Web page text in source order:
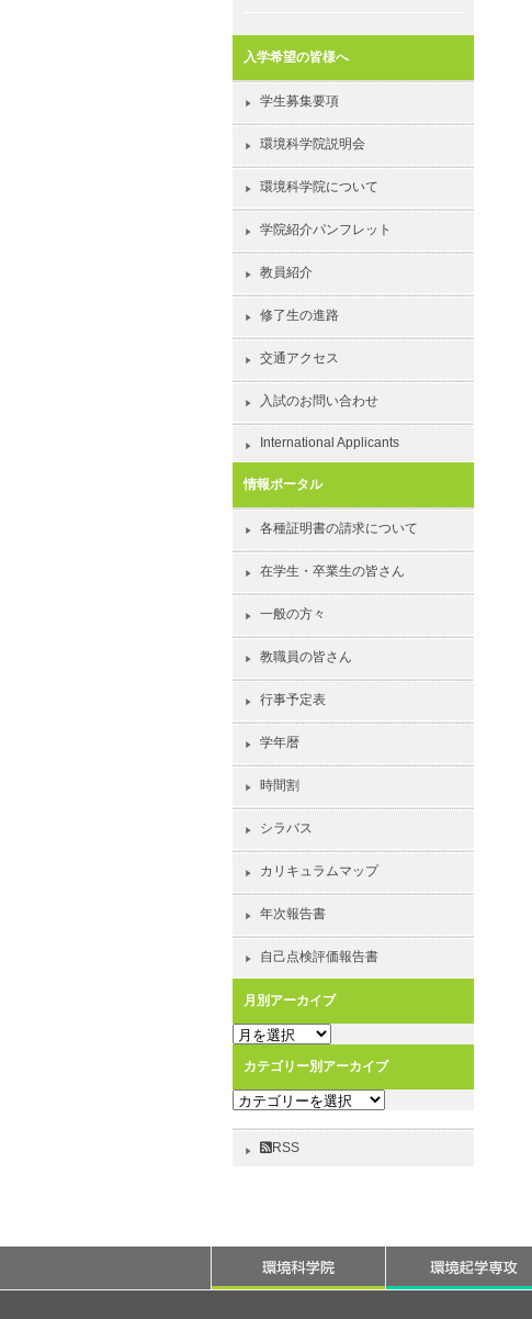
入学希望の皆様へ
学生募集要項
環境科学院説明会
環境科学院について
学院紹介パンフレット
教員紹介
修了生の進路
交通アクセス
入試のお問い合わせ
International Applicants
情報ポータル
各種証明書の請求について
在学生・卒業生の皆さん
一般の方々
教職員の皆さん
行事予定表
学年暦
時間割
シラバス
カリキュラムマップ
年次報告書
自己点検評価報告書
月別アーカイブ
月
ー
カ
イ
カテゴリー別アーカイブ
カ
ゴ
カ
RSS